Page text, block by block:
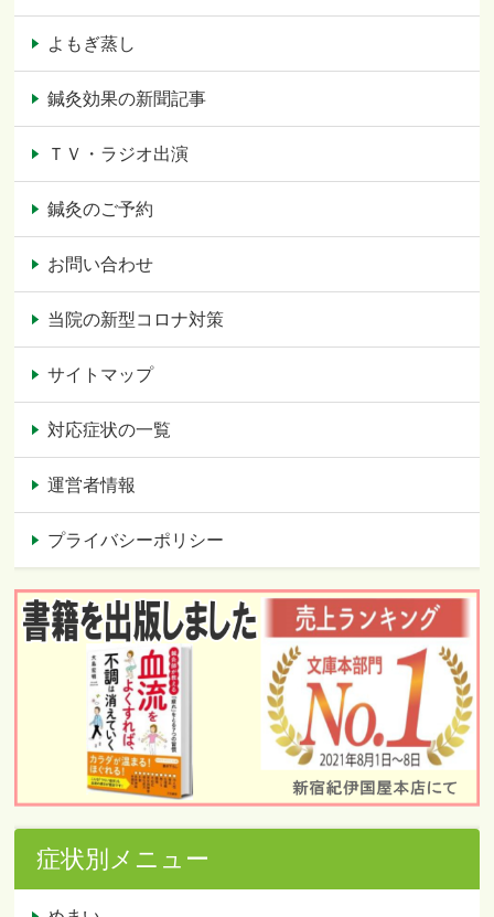
よもぎ蒸し
鍼灸効果の新聞記事
ＴＶ・ラジオ出演
鍼灸のご予約
お問い合わせ
当院の新型コロナ対策
サイトマップ
対応症状の一覧
運営者情報
プライバシーポリシー
症状別メニュー